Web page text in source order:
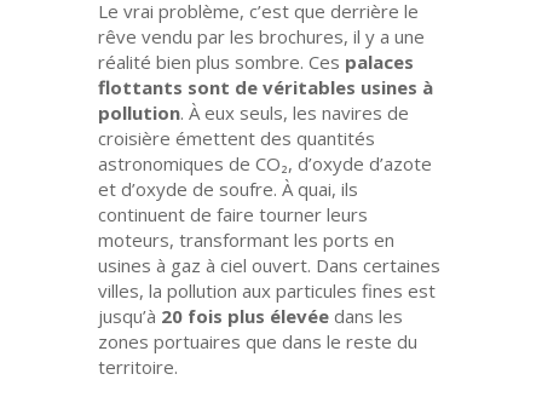
Le vrai problème, c’est que derrière le
rêve vendu par les brochures, il y a une
réalité bien plus sombre. Ces palaces
flottants sont de véritables usines à
pollution. À eux seuls, les navires de
croisière émettent des quantités
astronomiques de CO₂, d’oxyde d’azote
et d’oxyde de soufre. À quai, ils
continuent de faire tourner leurs
moteurs, transformant les ports en
usines à gaz à ciel ouvert. Dans certaines
villes, la pollution aux particules fines est
jusqu’à 20 fois plus élevéedans les
zones portuaires que dans le reste du
territoire.